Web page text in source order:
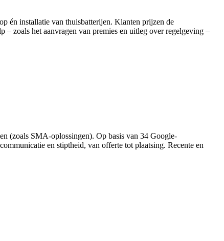
én installatie van thuisbatterijen. Klanten prijzen de
zoals het aanvragen van premies en uitleg over regelgeving –
(zoals SMA-oplossingen). Op basis van 34 Google-
en stiptheid, van offerte tot plaatsing. Recente en